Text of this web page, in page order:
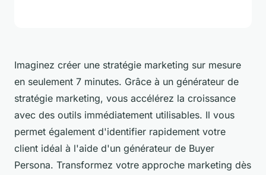
Imaginez créer une stratégie marketing sur mesure
en seulement 7 minutes. Grâce à un générateur de
stratégie marketing, vous accélérez la croissance
avec des outils immédiatement utilisables. Il vous
permet également d'identifier rapidement votre
client idéal à l'aide d'un générateur de Buyer
Persona. Transformez votre approche marketing dès